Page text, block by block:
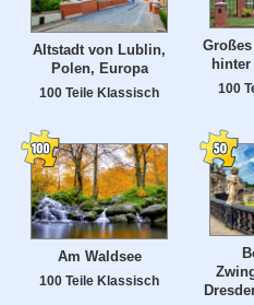
Altstadt von Lublin,
Polen, Europa
100 Teile Klassisch
hinter
100
Am Waldsee
100 Teile Klassisch